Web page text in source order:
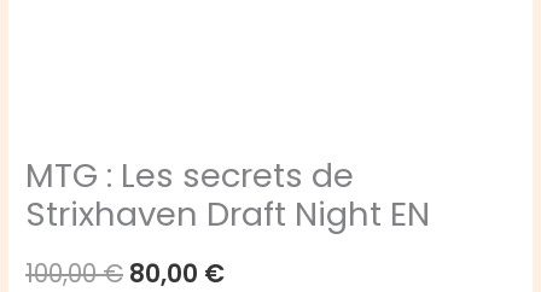
MTG : Les secrets de
Strixhaven Draft Night EN
100,00€ Le
80,00 €Le